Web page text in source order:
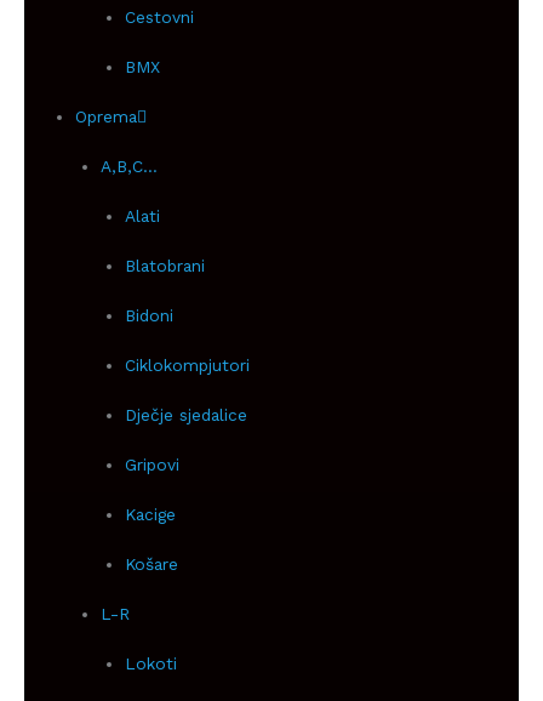
Cestovni
BMX
Oprema
A,B,C…
Alati
Blatobrani
Bidoni
Ciklokompjutori
Dječje sjedalice
Gripovi
Kacige
Košare
L-R
Lokoti